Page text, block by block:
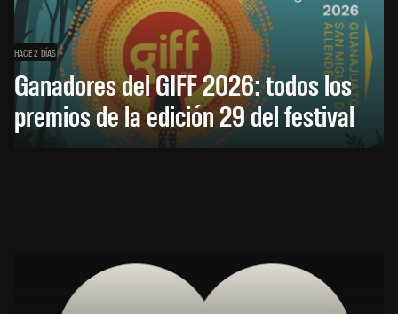
HACE 2 DÍAS
Ganadores del GIFF 2026: todos los
premios de la edición 29 del festival